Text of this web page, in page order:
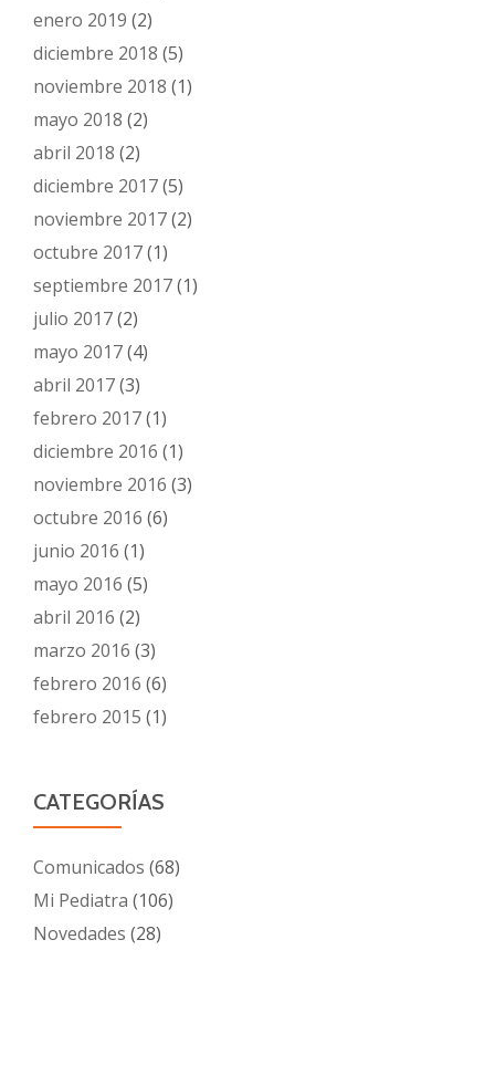
enero 2019 (2)
diciembre 2018 (5)
noviembre 2018 (1)
mayo 2018 (2)
abril 2018 (2)
diciembre 2017(5)
noviembre 2017(2)
octubre 2017(1)
septiembre 2017(1)
julio 2017(2)
mayo 2017(4)
abril 2017(3)
febrero 2017(1)
diciembre 2016 (1)
noviembre 2016 (3)
octubre 2016 (6)
junio 2016 (1)
mayo 2016 (5)
abril 2016 (2)
marzo 2016 (3)
febrero 2016 (6)
febrero 2015 (1)
CATEGORÍAS
Comunicados (68)
Mi Pediatra (106)
Novedades (28)